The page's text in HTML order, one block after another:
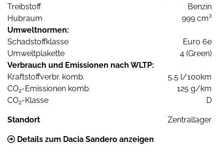
Treibstoff
Benzin
Hubraum
999 cm³
Umweltnormen:
Schadstoffklasse
Euro 6e
Umweltplakette
4 (Green)
Verbrauch und Emissionen nach WLTP:
Kraftstoffverbr. komb.
5,5 l/100km
CO2-Emissionen komb.
125 g/km
CO2-Klasse D
Standort Zentrallager
Details zum Dacia Sandero anzeigen